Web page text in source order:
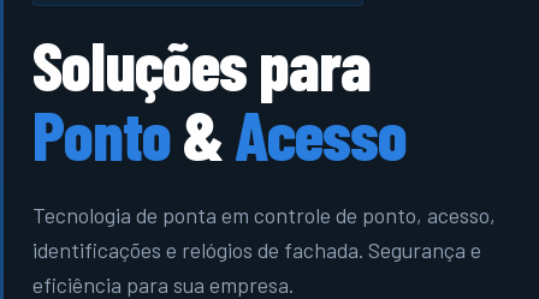
Soluções para
Ponto&Acesso
Tecnologia de ponta em controle de ponto, acesso,
identificações e relógios de fachada. Segurança e
eficiência para sua empresa.